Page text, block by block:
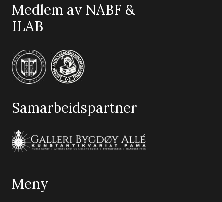
Medlem av NABF &
ILAB
Samarbeidspartner
Meny